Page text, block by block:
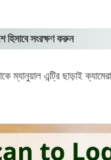
হিসাবে সংরক্ষণ করুন
এন্ট্রি ছাড়াই